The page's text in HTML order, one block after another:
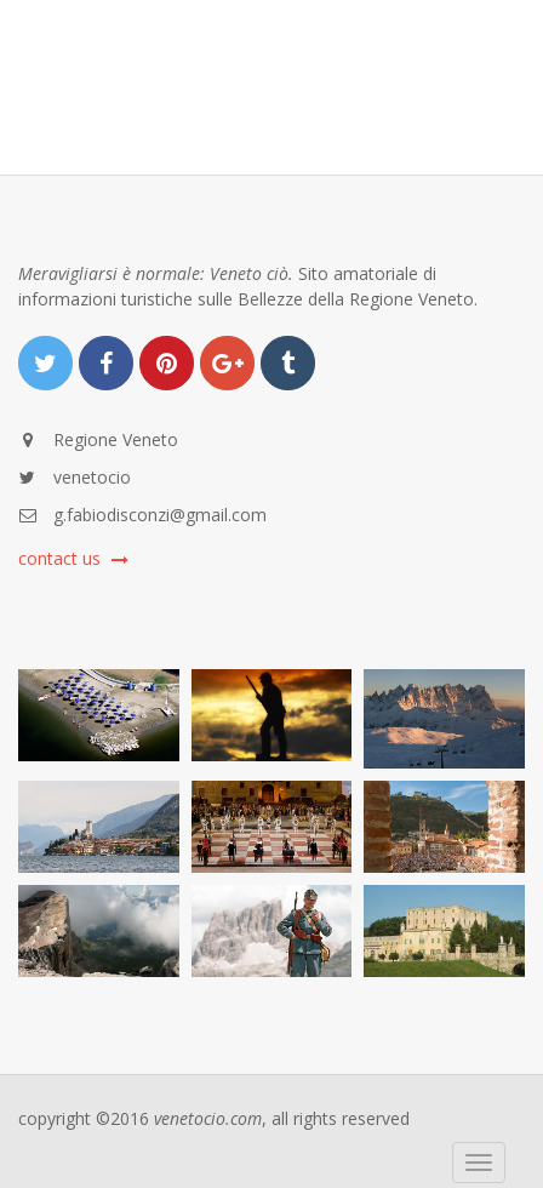
Meravigliarsi è normale: Veneto ciò. Sito amatoriale di
informazioni turistiche sulle Bellezze della Regione Veneto.
Regione Veneto
venetocio
g.fabiodisconzi@gmail.com
contact us
copyright ©2016 venetocio.com, all rights reserved
Toggle